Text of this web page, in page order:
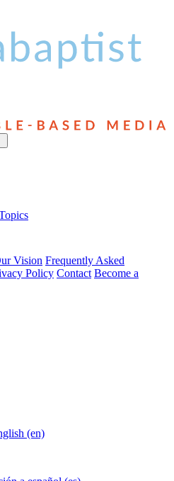
Vision Frequently Asked
Policy Contact Become a
(en)